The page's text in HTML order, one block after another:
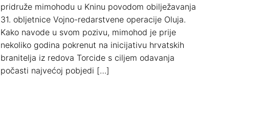
pridruže mimohodu u Kninu povodom obilježavanja
31. obljetnice Vojno-redarstvene operacije Oluja.
Kako navode u svom pozivu, mimohod je prije
nekoliko godina pokrenut na inicijativu hrvatskih
branitelja iz redova Torcide s ciljem odavanja
počasti najvećoj pobjedi […]